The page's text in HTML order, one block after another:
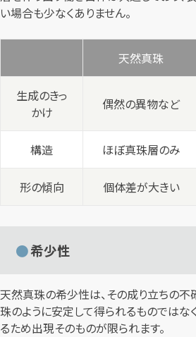
い場合も少なくありません。
天然真珠
生成のきっ
かけ
偶然の異物など
構造 ほぼ真珠層のみ
形の傾向 個体差が大きい
希少性
天然真珠の希少性は、その成り立ちの不
珠のように安定して得られるものではな
るため出現そのものが限られます。